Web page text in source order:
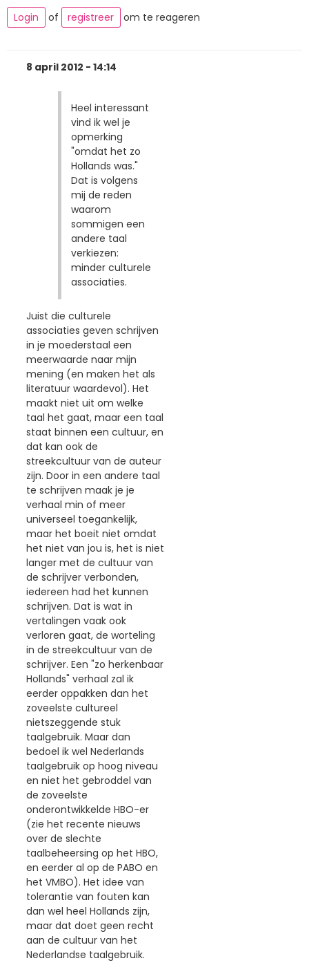
Login
of registreer om te reageren
8 april 2012 - 14:14
Heel interessant
vind ik wel je
opmerking
"omdat het zo
Hollands was."
Dat is volgens
mij de reden
waarom
sommigen een
andere taal
verkiezen:
minder culturele
associaties.
Juist die culturele
associaties geven schrijven
in je moederstaal een
meerwaarde naar mijn
mening (en maken het als
literatuur waardevol). Het
maakt niet uit om welke
taal het gaat, maar een taal
staat binnen een cultuur, en
dat kan ook de
streekcultuur van de auteur
zijn. Door in een andere taal
te schrijven maak je je
verhaal min of meer
universeel toegankelijk,
maar het boeit niet omdat
het niet van jou is, het is niet
langer met de cultuur van
de schrijver verbonden,
iedereen had het kunnen
schrijven. Dat is wat in
vertalingen vaak ook
verloren gaat, de worteling
in de streekcultuur van de
schrijver. Een "zo herkenbaar
Hollands" verhaal zal ik
eerder oppakken dan het
zoveelste cultureel
nietszeggende stuk
taalgebruik. Maar dan
bedoel ik wel Nederlands
taalgebruik op hoog niveau
en niet het gebroddel van
de zoveelste
onderontwikkelde HBO-er
(zie het recente nieuws
over de slechte
taalbeheersing op het HBO,
en eerder al op de PABO en
het VMBO). Het idee van
tolerantie van fouten kan
dan wel heel Hollands zijn,
maar dat doet geen recht
aan de cultuur van het
Nederlandse taalgebruik.